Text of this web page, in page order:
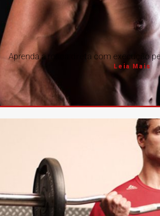
Aprenda a rosca direta com execução
Leia Mais